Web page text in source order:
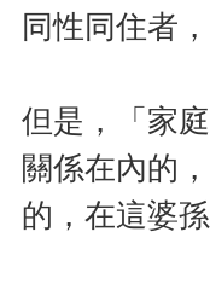
同性同住者
但是，「家
關係在內的
的，在這婆